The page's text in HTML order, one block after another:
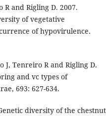
R and Rigling D. 2007.
of vegetative
of hypovirulence.
J, Tenreiro R and Rigling D.
and vc types of
693: 627-634.
diversity of the chestnut